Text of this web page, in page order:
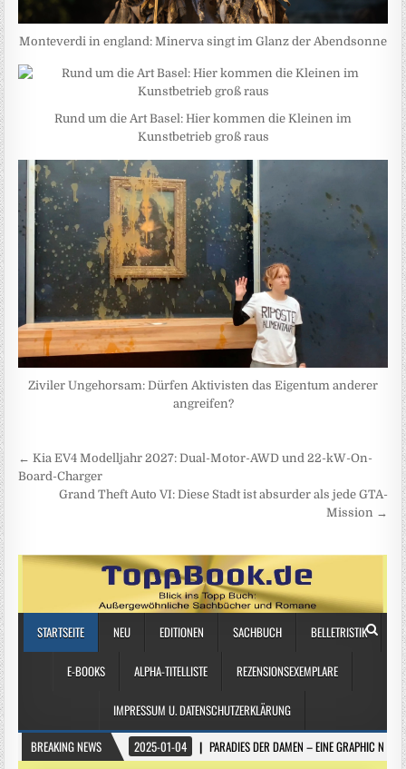
Monteverdi in england: Minerva singt im Glanz der Abendsonne
Rund um die Art Basel: Hier kommen die Kleinen im
Kunstbetrieb groß raus
Ziviler Ungehorsam: Dürfen Aktivisten das Eigentum anderer
angreifen?
Beitragsnavigation
← Kia EV4 Modelljahr 2027: Dual-Motor-AWD und 22-kW-On-
Board-Charger
Grand Theft Auto VI: Diese Stadt ist absurder als jede GTA-
Mission →